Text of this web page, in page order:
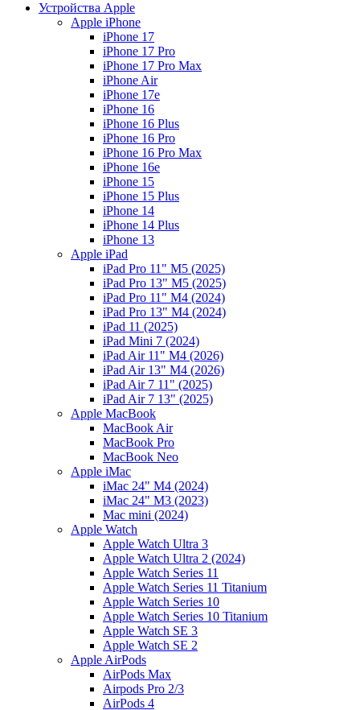
Устройства Apple
Apple iPhone
iPhone 17
iPhone 17 Pro
iPhone 17 Pro Max
iPhone Air
iPhone 17e
iPhone 16
iPhone 16 Plus
iPhone 16 Pro
iPhone 16 Pro Max
iPhone 16e
iPhone 15
iPhone 15 Plus
iPhone 14
iPhone 14 Plus
iPhone 13
Apple iPad
iPad Pro 11" M5 (2025)
iPad Pro 13" M5 (2025)
iPad Pro 11" M4 (2024)
iPad Pro 13" M4 (2024)
iPad 11 (2025)
iPad Mini 7 (2024)
iPad Air 11" M4 (2026)
iPad Air 13" M4 (2026)
iPad Air 7 11" (2025)
iPad Air 7 13" (2025)
Apple MacBook
MacBook Air
MacBook Pro
MacBook Neo
Apple iMac
iMac 24" M4 (2024)
iMac 24" M3 (2023)
Mac mini (2024)
Apple Watch
Apple Watch Ultra 3
Apple Watch Ultra 2 (2024)
Apple Watch Series 11
Apple Watch Series 11 Titanium
Apple Watch Series 10
Apple Watch Series 10 Titanium
Apple Watch SE 3
Apple Watch SE 2
Apple AirPods
AirPods Max
Airpods Pro 2/3
AirPods 4